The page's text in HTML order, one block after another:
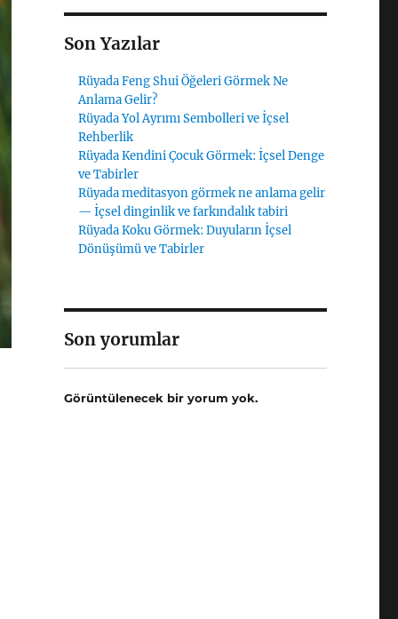
Son Yazılar
Rüyada Feng Shui Öğeleri Görmek Ne
Anlama Gelir?
Rüyada Yol Ayrımı Sembolleri ve İçsel
Rehberlik
Rüyada Kendini Çocuk Görmek: İçsel Denge
ve Tabirler
Rüyada meditasyon görmek ne anlama gelir
— İçsel dinginlik ve farkındalık tabiri
Rüyada Koku Görmek: Duyuların İçsel
Dönüşümü ve Tabirler
Son yorumlar
Görüntülenecek bir yorum yok.